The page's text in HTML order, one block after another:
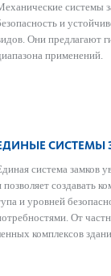
сис­темы
и
Они предлагают
применений.
СИСТЕМЫ
сис­тема замков
позв­оляет созд­авать
и уровней
От
комплексов